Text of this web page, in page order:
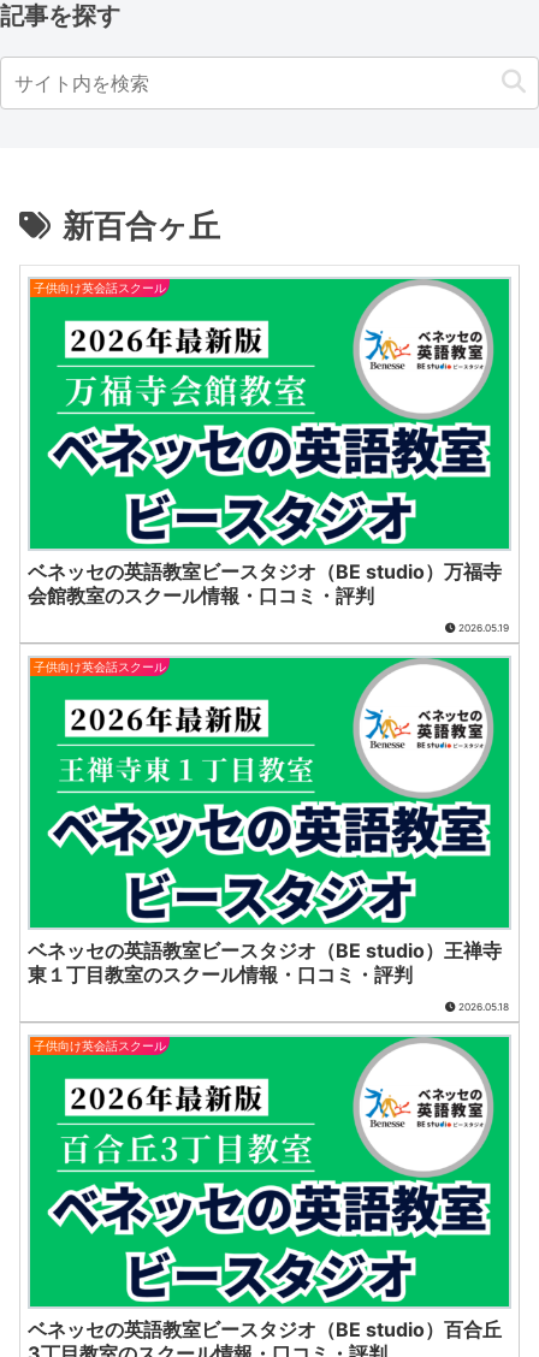
記事を探す
新百合ヶ丘
子供向け英会話スクール
ベネッセの英語教室ビースタジオ（BE studio）万福寺
会館教室のスクール情報・口コミ・評判
2026.05.19
子供向け英会話スクール
ベネッセの英語教室ビースタジオ（BE studio）王禅寺
東１丁目教室のスクール情報・口コミ・評判
2026.05.18
子供向け英会話スクール
ベネッセの英語教室ビースタジオ（BE studio）百合丘